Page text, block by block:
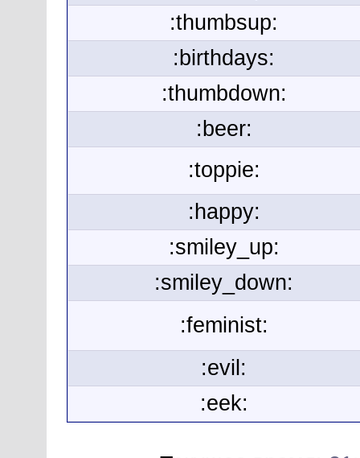
:thumbsup:
:birthdays:
:thumbdown:
:beer:
:toppie:
:happy:
:smiley_up:
:smiley_down:
:feminist:
:evil:
:eek: